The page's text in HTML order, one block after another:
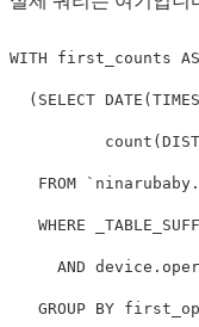
WITH first_counts AS
(SELECT
FROM
WHERE
AND
GROUP BY